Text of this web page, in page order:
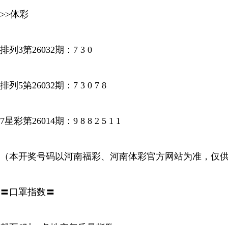
>>体彩
排列3第26032期：7 3 0
排列5第26032期：7 3 0 7 8
7星彩第26014期：9 8 8 2 5 1 1
（本开奖号码以河南福彩、河南体彩官方网站为准，仅
〓口罩指数〓